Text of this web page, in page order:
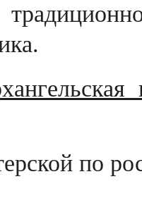
по